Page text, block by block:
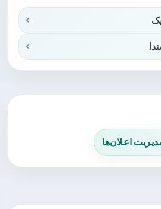
اعلان‌ها